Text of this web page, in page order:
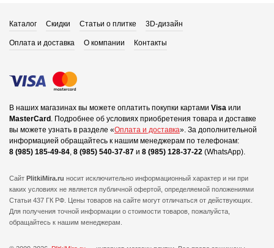
Каталог Скидки Статьи о плитке 3D-дизайн
Оплата и доставка О компании Контакты
В наших магазинах вы можете оплатить покупки картами Visa или
MasterCard . Подробнее об условиях приобретения товара и доставке
вы можете узнать в разделе «Оплата и доставка». За дополнительной
информацией обращайтесь к нашим менеджерам по телефонам:
8 (985) 185-49-84, 8 (985) 540-37-87 и 8 (985) 128-37-22 (WhatsApp).
Сайт PlitkiMira.ru носит исключительно информационный характер и ни при
каких условиях не является публичной офертой, определяемой положениями
Статьи 437 ГК РФ. Цены товаров на сайте могут отличаться от действующих.
Для получения точной информации о стоимости товаров, пожалуйста,
обращайтесь к нашим менеджерам.